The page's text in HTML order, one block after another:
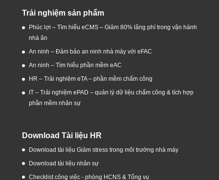
Trải nghiệm sản phẩm
Phúc lợi – Tìm hiểu eCMS – Giảm 80% lãng phí trong vận hành
nhà ăn
An ninh – Đảm bảo an ninh nhà máy với eFAC
An ninh – Tìm hiểu phần mềm eAC
HR – Trải nghiệm eTA – phần mềm chấm công
IT – Trải nghiệm ePAD – quản lý dữ liệu chấm công & tích hợp
phần mềm nhân sự
Download Tài liệu HR
Download tài liệu Giảm stress trong môi trường nhà máy
Download tài liệu nhân sự
Checklist công việc - phòng HCNS & Tổng vụ